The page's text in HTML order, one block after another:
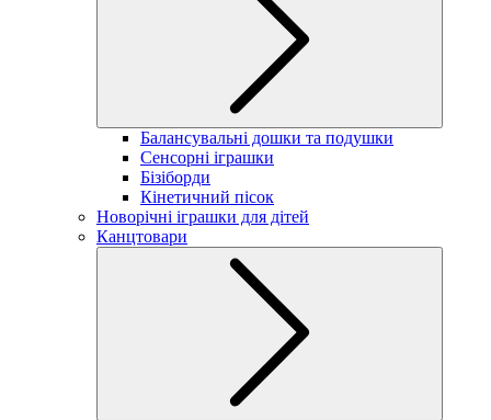
Балансувальні дошки та подушки
Сенсорні іграшки
Бізіборди
Кінетичний пісок
Новорічні іграшки для дітей
Канцтовари